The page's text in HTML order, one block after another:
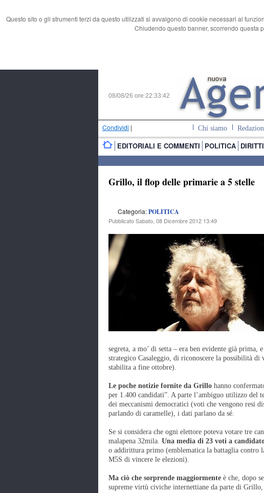
Questo sito o gli strumenti terzi da questo utilizzati si avvalgono di cookie necessari al
Chiudendo questo banner, scorrendo questa
08/08/26 ore 22:33:43
Condividi | Chi siamo
EDITORIALI E COMMENTI POLITICA
Grillo, il flop delle primarie a 5 stelle
Categoria:POLITICA
Pubblicato Sabato, 08 Dicembre 2012 13:49
segreta, a mo’ di setta – era ben evidente già prima,
strategico Casaleggio, di riconoscere la possibilità
stabilita a fine ottobre).
Le poche notizie fornite da Grillo hanno
per 1.400 candidati”. A parte l’ambiguo utilizzo del
dei meccanismi democratici (voti che vengono resi
parlando di caramelle), i dati parlano da sé.
Se si considera che ogni elettore poteva votare tre
malapena 32mila. Una media di 23 voti a
o addirittura primo (emblematica la battaglia contro
M5S di vincere le elezioni).
Ma ciò che sorprende maggiormente è che, dopo
supreme virtù civiche internettiane da parte di